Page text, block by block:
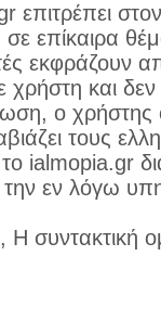
επιτρέπει
επίκαιρα
εκφράζουν
χρήστη και
ο χρήστης
τους
ialmopia.gr
εν λόγω
Η συντακτική